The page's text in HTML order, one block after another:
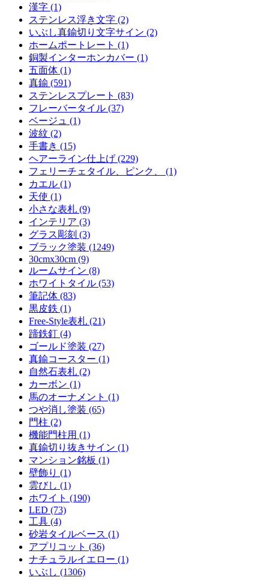
漢字 (1)
ステンレス浮き文字 (2)
いぶし真鍮切り文字サイン (2)
ホームポートレート (1)
銅製インターホンカバー (1)
五面体 (1)
真鍮 (591)
ステンレスプレート (83)
フレーバータイル (37)
ベージュ (1)
波紋 (2)
手書き (15)
ヘアーライン仕上げ (229)
フェリーチェタイル、ピンク、 (1)
カエル (1)
天使 (1)
小さな表札 (9)
インテリア (3)
グラス彫刻 (3)
ブラック塗装 (1249)
30cmx30cm (9)
ルームサイン (8)
ホワイトタイル (53)
筆記体 (83)
黒皮鉄 (1)
Free-Style表札 (21)
蹄鉄釘 (4)
ゴールド塗装 (27)
真鍮コースター (1)
自然石表札 (2)
カーボン (1)
馬のオーナメント (1)
つや消し塗装 (65)
門柱 (2)
機能門柱用 (1)
真鍮切り抜きサイン (1)
マンション銘板 (1)
壁飾り (1)
雲びし (1)
ホワイト (190)
LED (73)
工具 (4)
砂岩タイルベース (1)
アプリコット (36)
ナチュラルイエロー (1)
いぶし (1306)